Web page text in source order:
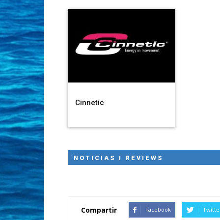
Cinnetic
NOTICIAS I REVIEWS
Compartir Facebook